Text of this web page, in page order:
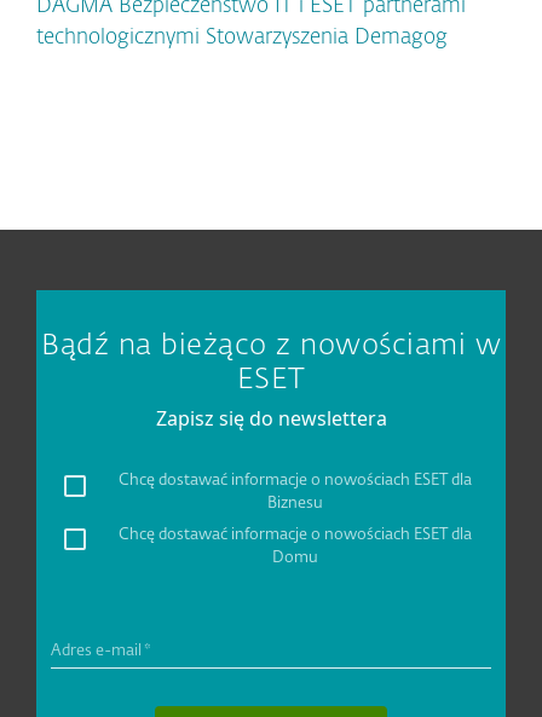
DAGMA Bezpieczeństwo IT i ESET partnerami
technologicznymi Stowarzyszenia Demagog